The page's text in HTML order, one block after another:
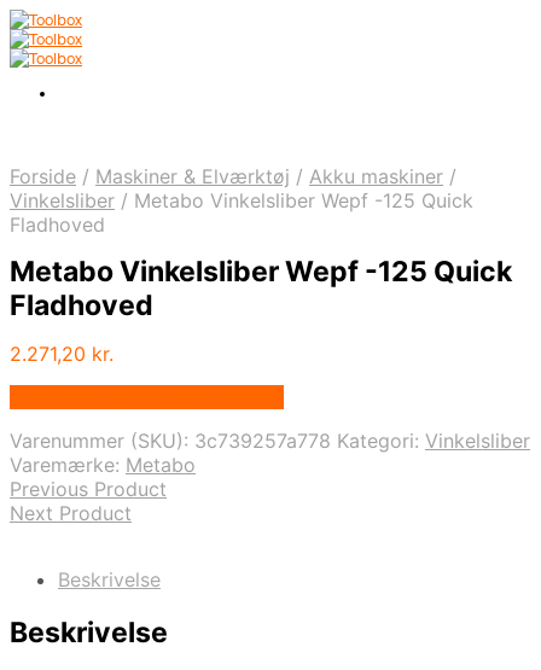
Forside / Maskiner & Elværktøj / Akku maskiner /
Vinkelsliber / Metabo Vinkelsliber Wepf -125 Quick
Fladhoved
Metabo Vinkelsliber Wepf -125 Quick
Fladhoved
2.271,20 kr.
Varenummer (SKU): 3c739257a778 Kategori: Vinkelsliber
Varemærke: Metabo
Previous Product
Next Product
Beskrivelse
Beskrivelse